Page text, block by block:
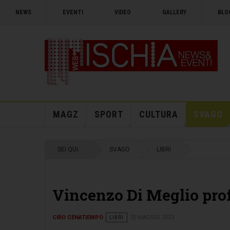
NEWS EVENTI VIDEO GALLERY
MAGZ SPORT CULTURA SVAGO
SEI QUI: SVAGO LIBRI
Vincenzo Di Meglio
CIRO CENATIEMPO LIBRI